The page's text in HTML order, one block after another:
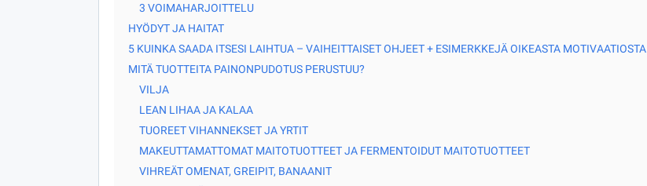
3 VOIMAHARJOITTELU
HYÖDYT JA HAITAT
5 KUINKA SAADA ITSESI LAIHTUA – VAIHEITTAISET OHJEET + ESIMERKKEJÄ OIKEASTA MOTIVAATIOSTA
MITÄ TUOTTEITA PAINONPUDOTUS PERUSTUU?
VILJA
LEAN LIHAA JA KALAA
TUOREET VIHANNEKSET JA YRTIT
MAKEUTTAMATTOMAT MAITOTUOTTEET JA FERMENTOIDUT MAITOTUOTTEET
VIHREÄT OMENAT, GREIPIT, BANAANIT